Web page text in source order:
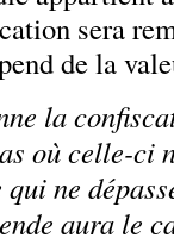
sera
de la
la
où celle-ci
qui ne
aura le